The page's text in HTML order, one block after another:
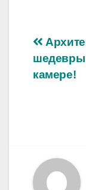
по
шедевры
камере!